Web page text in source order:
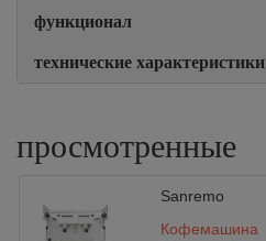
функционал
технические характеристики
просмотренные
Sanremo
Кофемашина